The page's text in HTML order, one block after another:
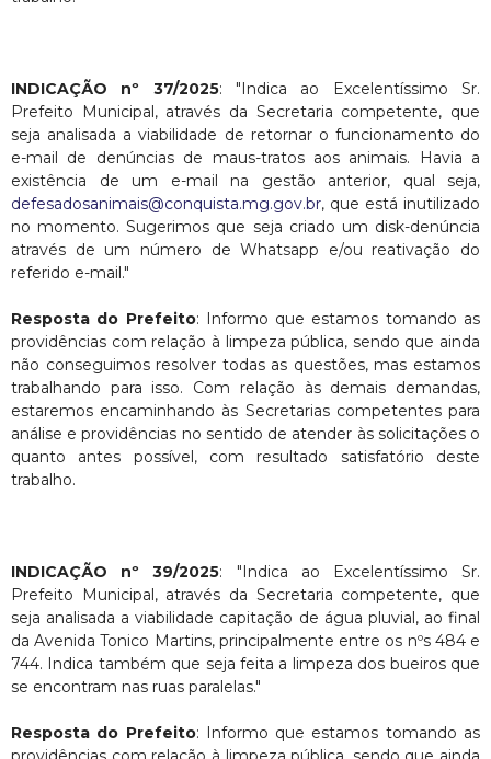
INDICAÇÃO nº 37/2025: "Indica ao Excelentíssimo Sr.
Prefeito Municipal, através da Secretaria competente, que
seja analisada a viabilidade de retornar o funcionamento do
e-mail de denúncias de maus-tratos aos animais. Havia a
existência de um e-mail na gestão anterior, qual seja,
defesadosanimais@conquista.mg.gov.br, que está inutilizado
no momento. Sugerimos que seja criado um disk-denúncia
através de um número de Whatsapp e/ou reativação do
referido e-mail."
Resposta do Prefeito: Informo que estamos tomando as
providências com relação à limpeza pública, sendo que ainda
não conseguimos resolver todas as questões, mas estamos
trabalhando para isso. Com relação às demais demandas,
estaremos encaminhando às Secretarias competentes para
análise e providências no sentido de atender às solicitações o
quanto antes possível, com resultado satisfatório deste
trabalho.
INDICAÇÃO nº 39/2025: "Indica ao Excelentíssimo Sr.
Prefeito Municipal, através da Secretaria competente, que
seja analisada a viabilidade capitação de água pluvial, ao final
da Avenida Tonico Martins, principalmente entre os nºs 484 e
744. Indica também que seja feita a limpeza dos bueiros que
se encontram nas ruas paralelas."
Resposta do Prefeito: Informo que estamos tomando as